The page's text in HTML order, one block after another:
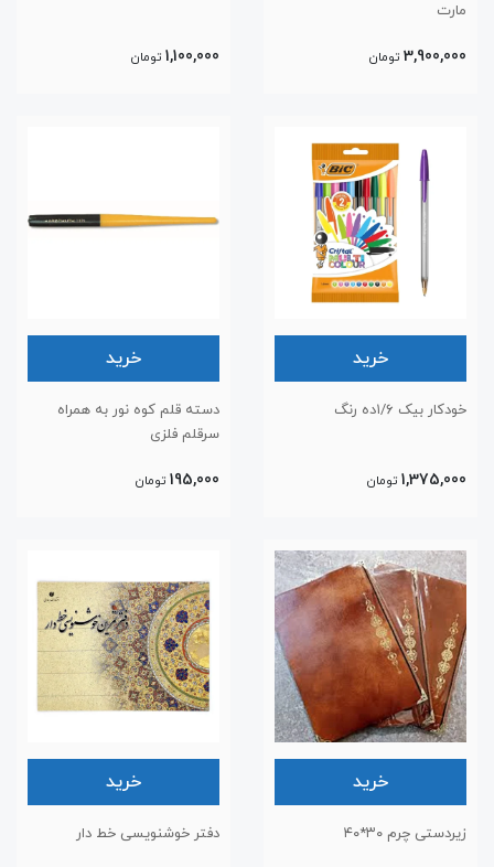
مارت
3,900,000 تومان 1,100,000 تومان
خرید
خودکار بیک ۱/۶ده رنگ
1,375,000 تومان
خرید
دسته قلم کوه نور به همراه
سرقلم فلزی
195,000 تومان
خرید
زیردستی چرم ۳۰*۴۰
خرید
دفتر خوشنویسی خط دار